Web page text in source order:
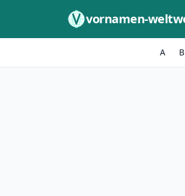
vornamen-
A B